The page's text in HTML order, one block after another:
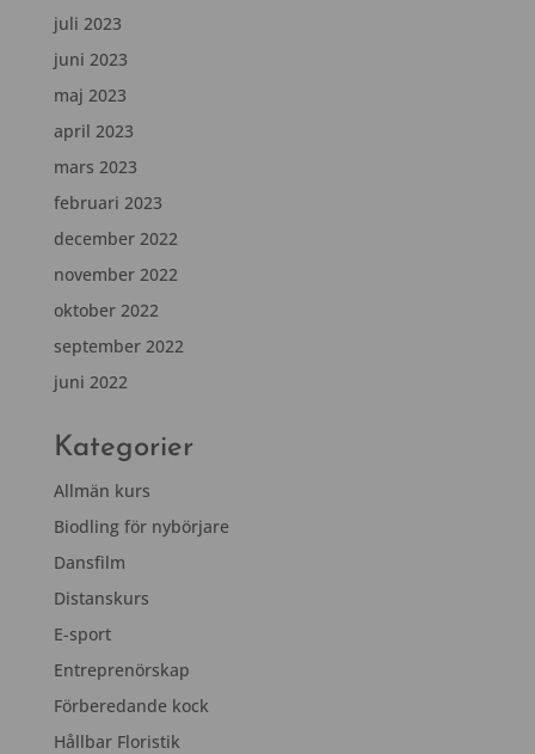
juli 2023
juni 2023
maj 2023
april 2023
mars 2023
februari 2023
december 2022
november 2022
oktober 2022
september 2022
juni 2022
Kategorier
Allmän kurs
Biodling för nybörjare
Dansfilm
Distanskurs
E-sport
Entreprenörskap
Förberedande kock
Hållbar Floristik